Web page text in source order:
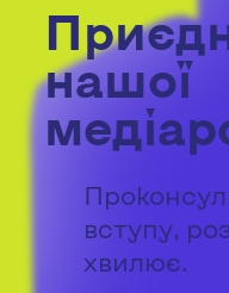
нашої
вступу,
хвилює.